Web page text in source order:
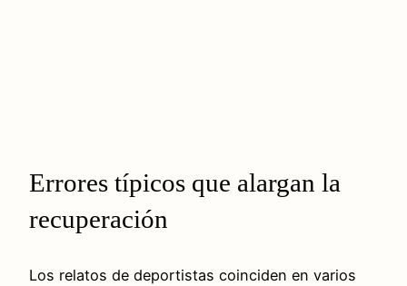
Errores típicos que alargan la
recuperación
Los relatos de deportistas coinciden en varios